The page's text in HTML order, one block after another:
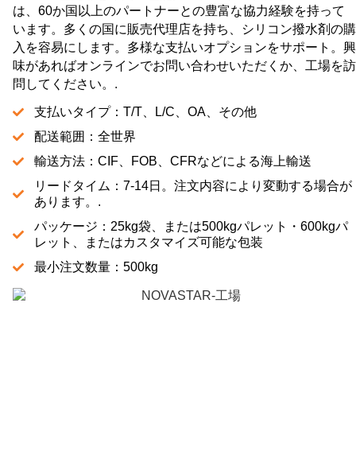
は、60か国以上のパートナーとの豊富な協力経験を持って
います。多くの国に販売代理店を持ち、シリコン撥水剤の購
入を容易にします。多様な支払いオプションをサポート。興
味があればオンラインでお問い合わせいただくか、工場を訪
問してください。.
支払いタイプ：T/T、L/C、OA、その他
配送範囲：全世界
輸送方法：CIF、FOB、CFRなどによる海上輸送
リードタイム：7-14日。注文内容により変動する場合が
あります。.
パッケージ：25kg袋、または500kgパレット・600kgパ
レット、またはカスタマイズ可能な包装
最小注文数量：500kg